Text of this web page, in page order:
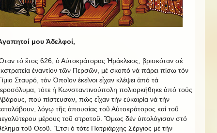
μου Ἀδελφοί,
τό ἔτος 626, ὁ Αὐτοκράτορας Ἡράκλειος, βρισκόταν σέ
ἐναντίον τῶν Περσῶν, μέ σκοπό νά πάρει πίσω τόν
Σταυρό, τόν Ὁποῖον ἐκεῖνοι εἶχαν κλέψει ἀπό τά
τότε ἡ Κωνσταντινούπολη πολιορκήθηκε ἀπό τούς
πού πίστευσαν, πώς εἶχαν τήν εὐκαιρία νά τήν
λόγῳ τῆς ἀπουσίας τοῦ Αὐτοκράτορος καί τοῦ
μέρους τοῦ στρατοῦ. Ὅμως δέν ὑπολόγισαν στό
τοῦ Θεοῦ. Ἔτσι ὁ τότε Πατριάρχης Σέργιος μέ τήν